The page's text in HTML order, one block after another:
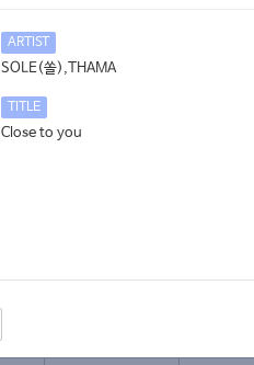
ARTIST
SOLE(쏠),THAMA
TITLE
Close to you